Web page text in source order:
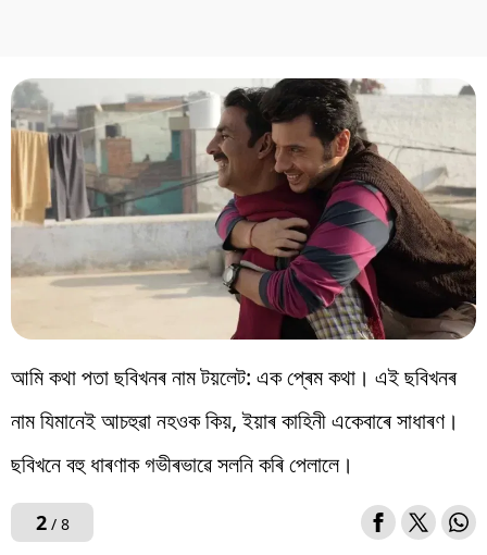
আমি কথা পতা ছবিখনৰ নাম টয়লেট: এক প্ৰেম কথা। এই ছবিখনৰ
নাম যিমানেই আচহুৱা নহওক কিয়, ইয়াৰ কাহিনী একেবাৰে সাধাৰণ।
ছবিখনে বহু ধাৰণাক গভীৰভাৱে সলনি কৰি পেলালে।
2/ 8